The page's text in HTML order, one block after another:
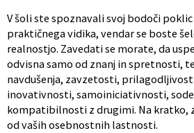
V šoli ste spoznavali svoj bodoči
praktičnega vidika, vendar se boste
realnostjo. Zavedati se morate, da
odvisna samo od znanj in spretnosti,
navdušenja, zavzetosti,
inovativnosti, samoiniciativnosti,
kompatibilnosti z drugimi. Na kratko,
od vaših osebnostnih lastnosti.